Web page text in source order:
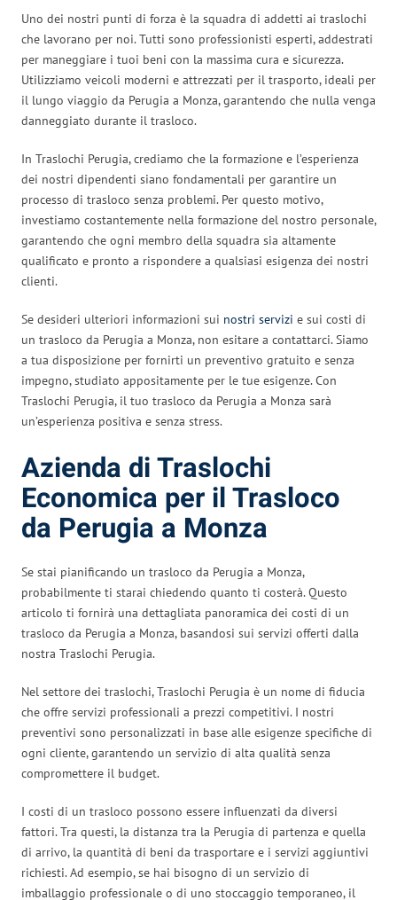
Uno dei nostri punti di forza è la squadra di addetti ai traslochi
che lavorano per noi. Tutti sono professionisti esperti, addestrati
per maneggiare i tuoi beni con la massima cura e sicurezza.
Utilizziamo veicoli moderni e attrezzati per il trasporto, ideali per
il lungo viaggio da Perugia a Monza, garantendo che nulla venga
danneggiato durante il trasloco.
In Traslochi Perugia, crediamo che la formazione e l’esperienza
dei nostri dipendenti siano fondamentali per garantire un
processo di trasloco senza problemi. Per questo motivo,
investiamo costantemente nella formazione del nostro personale,
garantendo che ogni membro della squadra sia altamente
qualificato e pronto a rispondere a qualsiasi esigenza dei nostri
clienti.
Se desideri ulteriori informazioni sui nostri servizi e sui costi di
un trasloco da Perugia a Monza, non esitare a contattarci. Siamo
a tua disposizione per fornirti un preventivo gratuito e senza
impegno, studiato appositamente per le tue esigenze. Con
Traslochi Perugia, il tuo trasloco da Perugia a Monza sarà
un’esperienza positiva e senza stress.
Azienda di Traslochi
Economica per il Trasloco
da Perugia a Monza
Se stai pianificando un trasloco da Perugia a Monza,
probabilmente ti starai chiedendo quanto ti costerà. Questo
articolo ti fornirà una dettagliata panoramica dei costi di un
trasloco da Perugia a Monza, basandosi sui servizi offerti dalla
nostra Traslochi Perugia.
Nel settore dei traslochi, Traslochi Perugia è un nome di fiducia
che offre servizi professionali a prezzi competitivi. I nostri
preventivi sono personalizzati in base alle esigenze specifiche di
ogni cliente, garantendo un servizio di alta qualità senza
compromettere il budget.
I costi di un trasloco possono essere influenzati da diversi
fattori. Tra questi, la distanza tra la Perugia di partenza e quella
di arrivo, la quantità di beni da trasportare e i servizi aggiuntivi
richiesti. Ad esempio, se hai bisogno di un servizio di
imballaggio professionale o di uno stoccaggio temporaneo, il